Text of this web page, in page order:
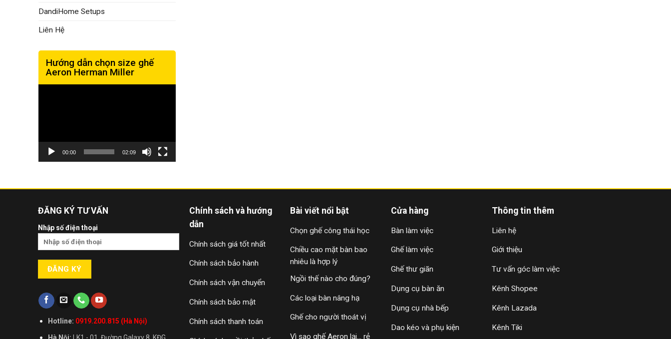
DandiHome Setups
Liên Hệ
Hướng dẫn chọn size ghế
Aeron Herman Miller
00:00 02:09
ĐĂNG KÝ TƯ VẤN
Nhập số điện thoại
Hotline: 0919.200.815 (Hà Nội)
Chính sách và hướng
dẫn
Chính sách giá tốt nhất
Chính sách bảo hành
Chính sách vận chuyển
Chính sách bảo mật
Chính sách thanh toán
Bài viết nổi bật
Chọn ghế công thái học
Chiều cao mặt bàn bao
nhiêu là hợp lý
Ngồi thế nào cho đúng?
Các loại bàn nâng hạ
Ghế cho người thoát vị
Vì sao ghế Aeron lại... rẻ
Cửa hàng
Bàn làm việc
Ghế làm việc
Ghế thư giãn
Dụng cụ bàn ăn
Dụng cụ nhà bếp
Dao kéo và phụ kiện
Thông tin thêm
Liên hệ
Giới thiệu
Tư vấn góc làm việc
Kênh Shopee
Kênh Lazada
Kênh Tiki